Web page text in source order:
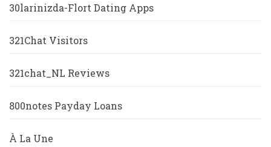
30larinizda-Flort Dating Apps
321Chat Visitors
321chat_NL Reviews
800notes Payday Loans
À La Une